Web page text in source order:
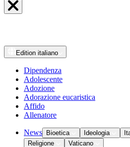
Edition italiano
Dipendenza
Adolescente
Adozione
Adorazione eucaristica
Affido
Allenatore
News Bioetica Ideologia
Religione
Vaticano